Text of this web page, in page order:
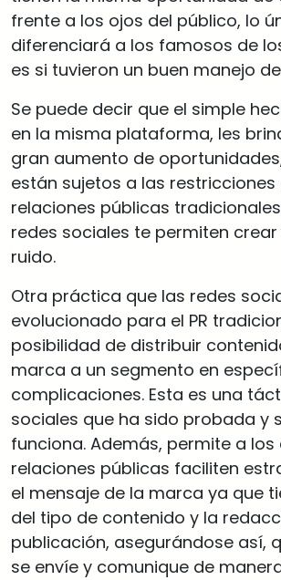
frente a los ojos del público, lo
diferenciará a los famosos de
es si tuvieron un buen manejo
Se puede decir que el simple
en la misma plataforma, les
gran aumento de
están sujetos a las restricciones
relaciones públicas
redes sociales te permiten
ruido.
Otra práctica que las redes
evolucionado para el PR
posibilidad de distribuir
marca a un segmento en
complicaciones. Esta es una
sociales que ha sido probada y
funciona. Además, permite a
relaciones públicas faciliten
el mensaje de la marca ya que
del tipo de contenido y la
publicación, asegurándose así,
se envíe y comunique de